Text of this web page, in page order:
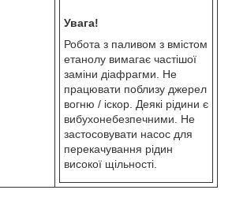
Увага!
Робота з паливом з вмістом
етанолу вимагає частішої
заміни діафрагми. Не
працювати поблизу джерел
вогню / іскор. Деякі рідини є
вибухонебезпечними. Не
застосовувати насос для
перекачування рідин
високої щільності.